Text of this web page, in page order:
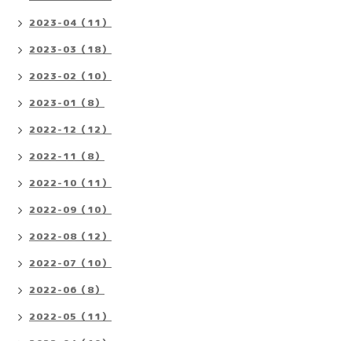
2023-04（11）
2023-03（18）
2023-02（10）
2023-01（8）
2022-12（12）
2022-11（8）
2022-10（11）
2022-09（10）
2022-08（12）
2022-07（10）
2022-06（8）
2022-05（11）